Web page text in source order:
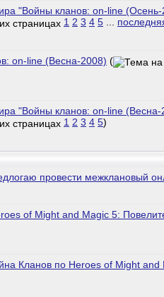
"Войны кланов: on-line
1 2 3 4 5 ...
on-line (Весна-2008) (
"Войны кланов: on-line (Весна-
1 2 3 4 5)
провести межклановый
of Might and Magic 5:
Кланов по Heroes of Might